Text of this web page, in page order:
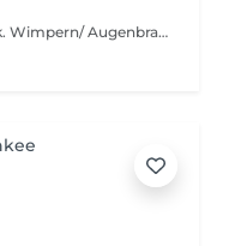
Das ganze Gesicht wird gewachst, ink. Wimpern/ Augenbrauen färben